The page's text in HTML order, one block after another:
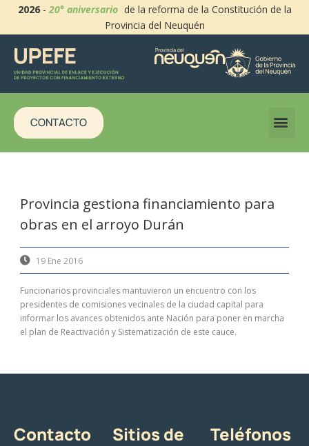
2026-20° aniversario de la reforma de la Constitución de la
Provincia del Neuquén
CONTACTO
Provincia gestiona financiamiento para
obras en el arroyo Durán
19 Ene 2016
Funcionarios provinciales mantuvieron un encuentro con los
presidentes de comisiones vecinales de la ciudad capital para
informar los avances obtenidos ante Nación para poner en marcha
el plan de Reactivación y Sistematización de este cauce.
Contacto
Sitios de
Teléfonos